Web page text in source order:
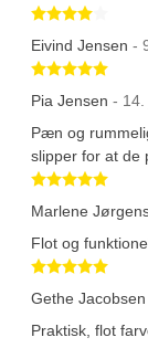
Eivind Jensen -
Pia Jensen - 14.
Pæn og
slipper for at de
Marlene
Flot og
Gethe Jacobsen
Praktisk, flot